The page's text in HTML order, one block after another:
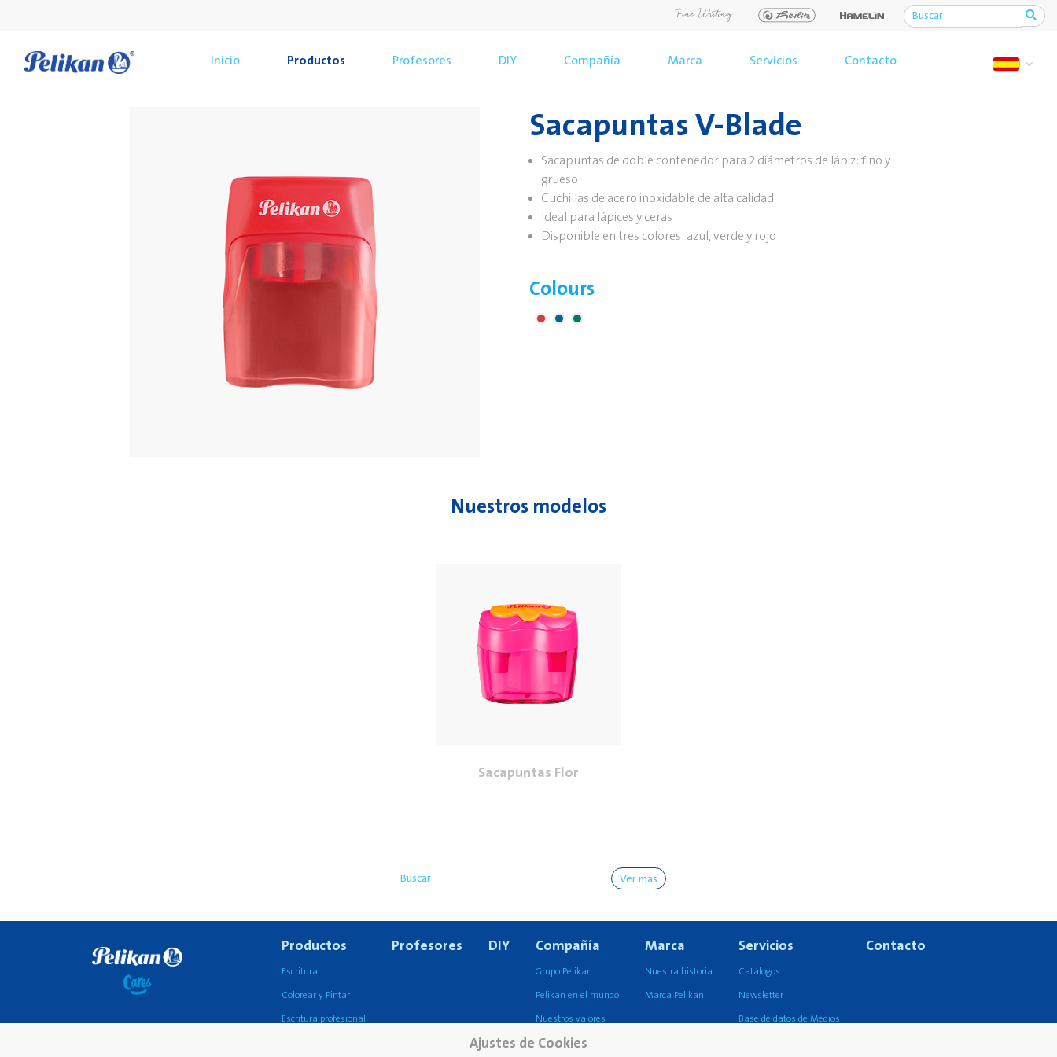
Inicio Productos Profesores DIY Compañía Marca Servicios Contacto
Sacapuntas V-Blade
Sacapuntas de doble contenedor para 2 diámetros de lápiz: fino y
grueso
Cuchillas de acero inoxidable de alta calidad
Ideal para lápices y ceras
Disponible en tres colores: azul, verde y rojo
Colours
Nuestros modelos
Sacapuntas Flor
Ver más
Productos
Escritura
Colorear y Pintar
Escritura profesional
Profesores DIY Compañía
Grupo Pelikan
Pelikan en el mundo
Nuestros valores
Sostenibilidad
Marca
Nuestra historia
Marca Pelikan
Servicios
Catálogos
Newsletter
Base de datos de Medios
Contacto
Ajustes de Cookies